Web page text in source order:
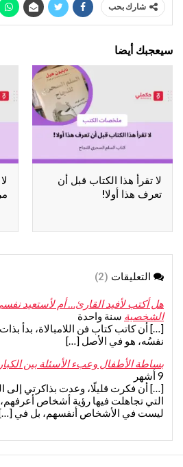
شارك بحب
سيعجبك أيضا
لا تقرأ هذا الكتاب قبل أن
تعرف هذا أولا!
التعليقات (2)
هل أكتب لأفيد القارئ… أم لأستعيد
الشخصية سنة واحدة
[…] أن كاتب كتاب فن اللامبالاة، بدأ
نفسُه، هو في الأصل […]
بساطة الأطفال وعبء الأسئلة بين
9 أشهر
[…] أن فكرت قليلًا، وعدت بذاكرتي إلى
التي تجاهلت فيها رؤية أشخاص
ليست في الأشخاص أنفسهم، بل في